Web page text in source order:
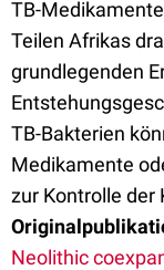
TB-
Teilen Afrikas
grundlegenden
TB-Bakterien
Medikamente
zur Kontrolle der
Neolithic